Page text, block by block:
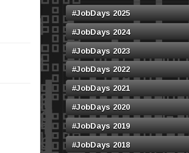
#JobDays 2025
#JobDays 2024
#JobDays 2023
#JobDays 2022
#JobDays 2021
#JobDays 2020
#JobDays 2019
#JobDays 2018